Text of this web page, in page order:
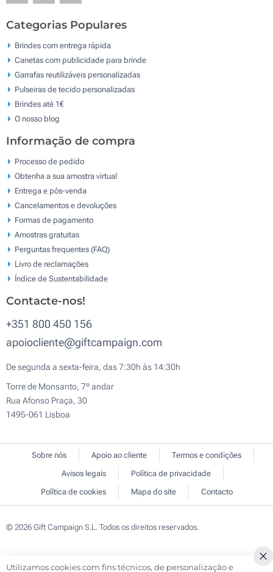
Categorias Populares
Brindes com entrega rápida
Canetas com publicidade para brinde
Garrafas reutilizáveis personalizadas
Pulseiras de tecido personalizadas
Brindes até 1€
O nosso blog
Informação de compra
Processo de pedido
Obtenha a sua amostra virtual
Entrega e pós-venda
Cancelamentos e devoluções
Formas de pagamento
Amostras gratuitas
Perguntas frequentes (FAQ)
Livro de reclamaçōes
Índice de Sustentabilidade
Contacte-nos!
+351 800 450 156
apoiocliente@giftcampaign.com
De segunda a sexta-feira, das 7:30h às 14:30h
Torre de Monsanto, 7º andar
Rua Afonso Praça, 30
1495-061 Lisboa
Sobre nós Apoio ao cliente
Termos e condições
Avisos legais
Política de privacidade
Política de cookies
Mapa do site Contacto
© 2026 Gift Campaign S.L. Todos os direitos reservados.
Utilizamos cookies com fins técnicos, de personalização e